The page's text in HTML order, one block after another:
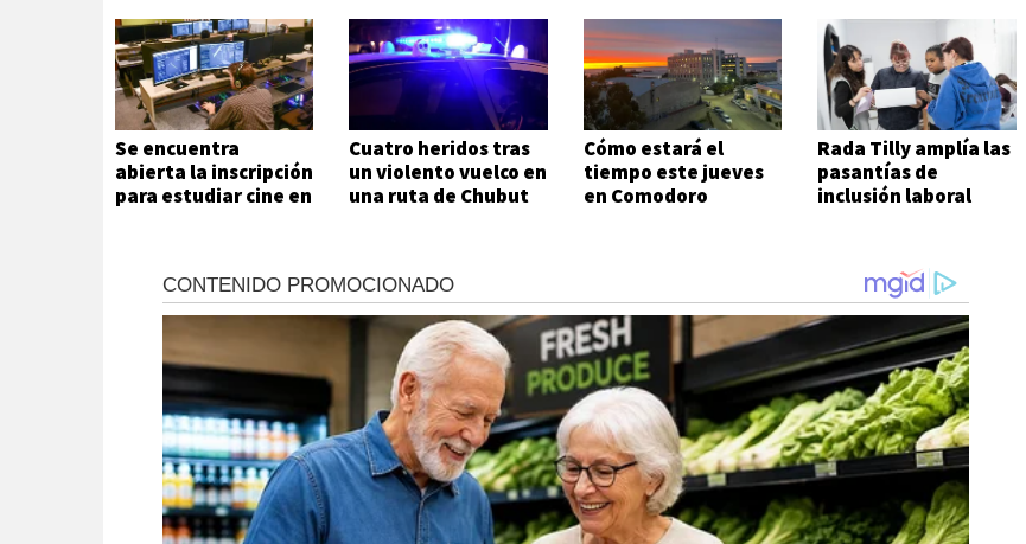
Se encuentra
abierta la inscripción
para estudiar cine en
Cuatro heridos tras
un violento vuelco en
una ruta de Chubut
Cómo estará el
tiempo este jueves
en Comodoro
Rada Tilly amplía las
pasantías de
inclusión laboral